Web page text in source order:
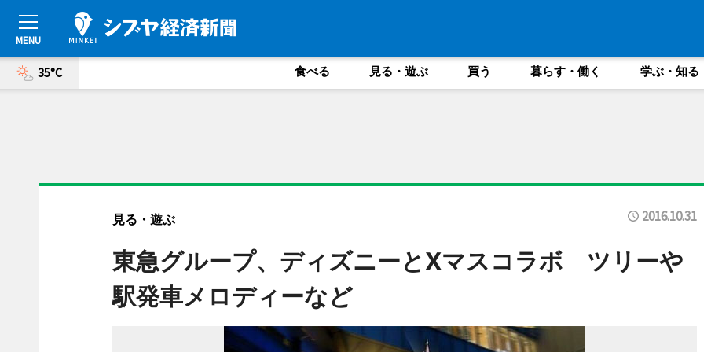
35°C 食べる 見る・遊ぶ 買う 暮らす・働く 学ぶ・知る
見る・遊ぶ 2016.10.31
東急グループ、ディズニーとXマスコラボ ツリーや
駅発車メロディーなど